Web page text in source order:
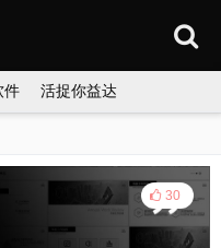
件 活捉你益达
30